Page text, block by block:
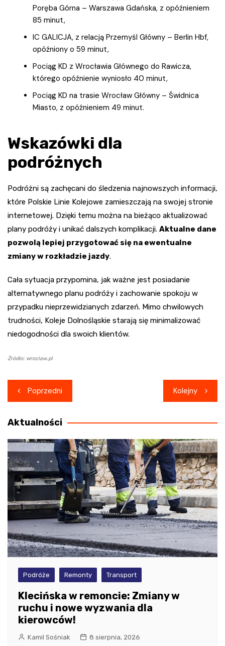
Poręba Górna – Warszawa Gdańska, z opóźnieniem
85 minut,
IC GALICJA, z relacją Przemyśl Główny – Berlin Hbf,
opóźniony o 59 minut,
Pociąg KD z Wrocławia Głównego do Rawicza,
którego opóźnienie wyniosło 40 minut,
Pociąg KD na trasie Wrocław Główny – Świdnica
Miasto, z opóźnieniem 49 minut.
Wskazówki dla
podróżnych
Podróżni są zachęcani do śledzenia najnowszych informacji,
które Polskie Linie Kolejowe zamieszczają na swojej stronie
internetowej. Dzięki temu można na bieżąco aktualizować
plany podróży i unikać dalszych komplikacji. Aktualne dane
pozwolą lepiej przygotować się na ewentualne
zmiany w rozkładzie jazdy.
Cała sytuacja przypomina, jak ważne jest posiadanie
alternatywnego planu podróży i zachowanie spokoju w
przypadku nieprzewidzianych zdarzeń. Mimo chwilowych
trudności, Koleje Dolnośląskie starają się minimalizować
niedogodności dla swoich klientów.
Źródło: wroclaw.pl
Nawigacja
wpisu
Poprzedni Kolejny
Aktualności
Podróże Remonty Transport
Klecińska w remoncie: Zmiany w
ruchu i nowe wyzwania dla
kierowców!
Kamil Sośniak 8 sierpnia, 2026